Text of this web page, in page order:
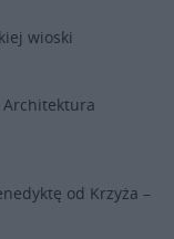
wioski
Architektura
od Krzyża –